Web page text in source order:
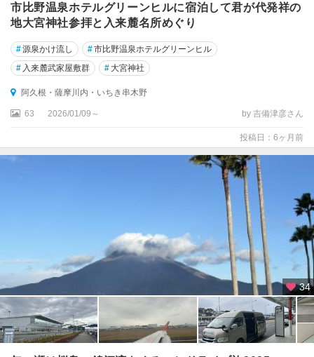
市比野温泉ホテルグリーンヒルに宿泊して君が代発祥の
地大宮神社参拝と入来麓名所めぐり
#源泉かけ流し #市比野温泉ホテルグリーンヒル
# 入来麓武家屋敷群 # 大宮神社
阿久根・薩摩川内・いちき串木野
63 2026/01/09～ by 吉備津彦さん
投稿日：6ヶ月前
34